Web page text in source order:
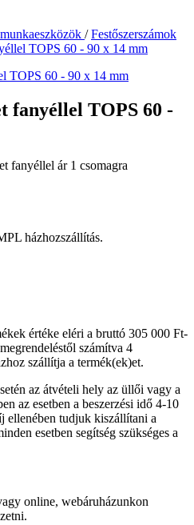
/Festőszerszámok
TOPS 60 - 90 x 14 mm
fanyéllel TOPS 60 -
fanyéllel ár 1 csomagra
házhozszállítás.
értéke eléri a bruttó 305 000 Ft-
számítva 4
szállítja a termék(ek)et.
az átvételi hely az üllői vagy a
az esetben a beszerzési idő 4-10
ellenében tudjuk kiszállítani a
esetben segítség szükséges a
online, webáruházunkon